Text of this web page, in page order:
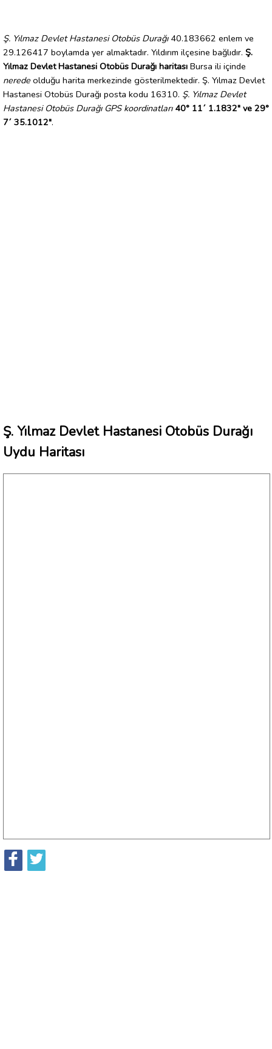
Ş. Yılmaz Devlet Hastanesi Otobüs Durağı40.183662 enlem ve
29.126417 boylamda yer almaktadır. Yıldırım ilçesine bağlıdır. Ş.
Yılmaz Devlet Hastanesi Otobüs Durağı haritası Bursa ili içinde
nerede olduğu harita merkezinde gösterilmektedir. Ş. Yılmaz Devlet
Hastanesi Otobüs Durağı posta kodu 16310. Ş. Yılmaz Devlet
Hastanesi Otobüs Durağı GPS koordinatları 40° 11´ 1.1832" ve 29°
7´ 35.1012".
Ş. Yılmaz Devlet Hastanesi Otobüs Durağı
Uydu Haritası